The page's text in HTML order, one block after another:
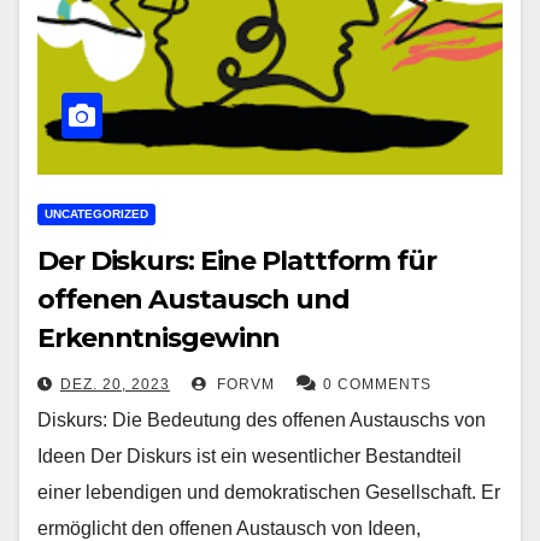
UNCATEGORIZED
Der Diskurs: Eine Plattform für
offenen Austausch und
Erkenntnisgewinn
DEZ. 20, 2023 FORVM 0 COMMENTS
Diskurs: Die Bedeutung des offenen Austauschs von
Ideen Der Diskurs ist ein wesentlicher Bestandteil
einer lebendigen und demokratischen Gesellschaft. Er
ermöglicht den offenen Austausch von Ideen,